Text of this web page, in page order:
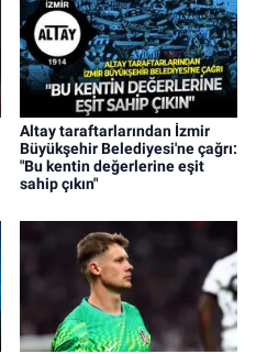
Altay taraftarlarından İzmir
Büyükşehir Belediyesi'ne çağrı:
"Bu kentin değerlerine eşit
sahip çıkın"